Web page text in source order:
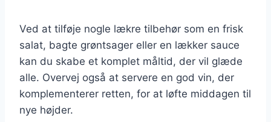
Ved at tilføje nogle lækre tilbehør som en frisk
salat, bagte grøntsager eller en lækker sauce
kan du skabe et komplet måltid, der vil glæde
alle. Overvej også at servere en god vin, der
komplementerer retten, for at løfte middagen til
nye højder.